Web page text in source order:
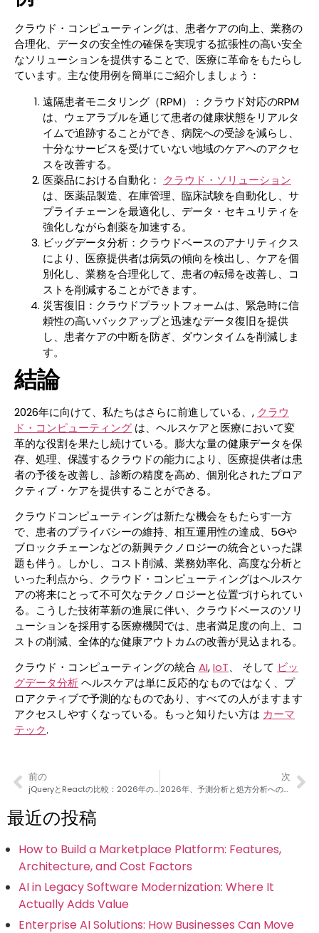
クラウド・コンピューティングは、患者ケアの向上、業務の
合理化、データの安全性の確保を実現する拡張性の高い安全
なソリューションを提供することで、医療に革命をもたらし
ています。主な使用例を簡単にご紹介しましょう：
遠隔患者モニタリング（RPM）：クラウド対応のRPM
は、ウェアラブルを通じて患者の健康状態をリアルタ
イムで追跡することができ、病院への受診を減らし、
十分なサービスを受けていない地域のケアへのアクセ
スを改善する。
医薬品における自動化： クラウド・ソリューション
は、医薬品製造、在庫管理、臨床試験を自動化し、サ
プライチェーンを最適化し、データ・セキュリティを
強化しながら創薬を加速する。
ビッグデータ分析：クラウドベースのアナリティクス
により、医療提供者は病気の傾向を検出し、ケアを個
別化し、業務を合理化して、患者の転帰を改善し、コ
ストを削減することができます。
災害復旧：クラウドプラットフォームは、緊急時に信
頼性の高いバックアップと迅速なデータ復旧を提供
し、患者ケアの中断を防ぎ、ダウンタイムを削減しま
す。
結論
2026年に向けて、私たちはさらに前進している、, クラウ
ド・コンピューティング は、ヘルスケアと医療において変
革的な役割を果たし続けている。膨大な量の健康データを保
存、処理、保護するクラウドの能力により、医療提供者は患
者の予後を改善し、診断の精度を高め、個別化されたプロア
クティブ・ケアを提供することができる。
クラウドコンピューティングは新たな機会をもたらす一方
で、患者のプライバシーの維持、相互運用性の達成、5Gや
ブロックチェーンなどの新興テクノロジーの統合といった課
題も伴う。しかし、コスト削減、業務効率化、高度な分析と
いった利点から、クラウド・コンピューティングはヘルスケ
アの将来にとって不可欠なテクノロジーと位置づけられてい
る。こうした技術革新の進展に伴い、クラウドベースのソリ
ューションを採用する医療機関では、患者満足度の向上、コ
ストの削減、全体的な健康アウトカムの改善が見込まれる。
クラウド・コンピューティングの統合 AI,IoT、 そして ビッ
グデータ分析ヘルスケアは単に反応的なものではなく、プ
ロアクティブで予測的なものであり、すべての人がますます
アクセスしやすくなっている。もっと知りたい方は カーマ
テック.
前の
jQueryとReactの比較：2026年の開発者向け総合ガイド
次
2026年、予測分析と処方分析への道しるべ
最近の投稿
How to Build a Marketplace Platform: Features,
Architecture, and Cost Factors
AI in Legacy Software Modernization: Where It
Actually Adds Value
Enterprise AI Solutions: How Businesses Can Move